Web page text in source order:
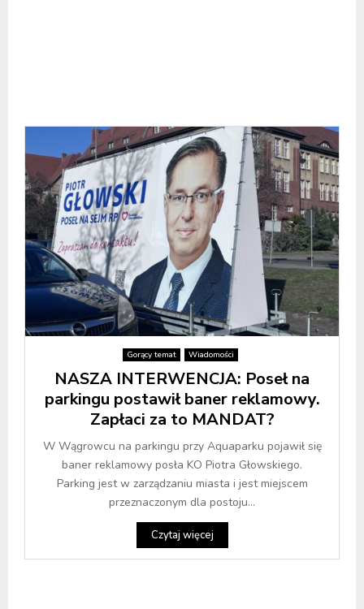
Gorący temat Wiadomości
NASZA INTERWENCJA: Poseł na
parkingu postawił baner reklamowy.
Zapłaci za to MANDAT?
W Wągrowcu na parkingu przy Aquaparku pojawił się
baner reklamowy posła KO Piotra Głowskiego.
Parking jest w zarządzaniu miasta i jest miejscem
przeznaczonym dla postoju...
Czytaj więcej